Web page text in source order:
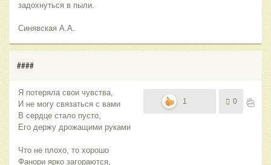
задохнуться в пыли.
Синявская А.А.
####
Я потеряла свои чувства,
И не могу связаться с вами
В сердце стало пусто,
Его держу дрожащими руками
Что не плохо, то хорошо
Фанори ярко загораются,
1 0